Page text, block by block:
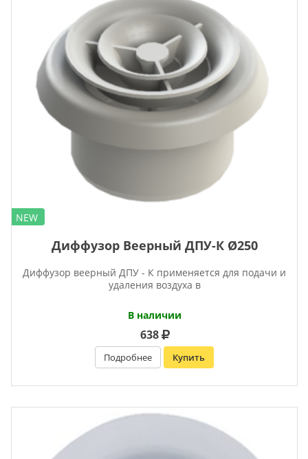
NEW
Диффузор Веерный ДПУ-К Ø250
Диффузор веерный ДПУ - К применяется для подачи и
удаления воздуха в
В наличии
638
Подробнее Купить